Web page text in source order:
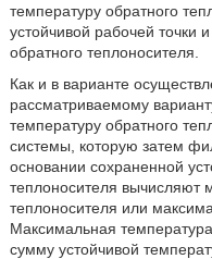
температуру обратного
устойчивой рабочей точки
обратного теплоносителя.
Как и в варианте
рассматриваемому
температуру обратного
системы, которую затем
основании сохраненной
теплоносителя вычисляют
теплоносителя или
Максимальная
сумму устойчивой